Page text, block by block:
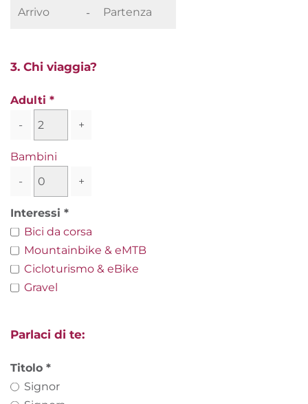
-
3. Chi viaggia?
Adulti
-
+
Bambini
-
+
Interessi
Bici da corsa
Mountainbike & eMTB
Cicloturismo & eBike
Gravel
Parlaci di te:
Titolo
Signor